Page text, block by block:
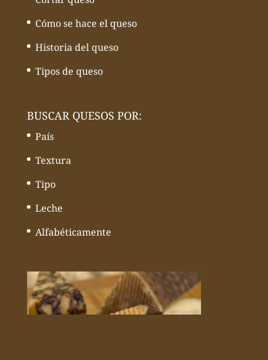
Cómo se hace el queso
Historia del queso
Tipos de queso
BUSCAR QUESOS POR:
País
Textura
Tipo
Leche
Alfabéticamente